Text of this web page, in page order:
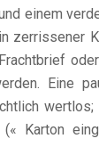
einem
zerrissener
Eine
wertlos;
Karton